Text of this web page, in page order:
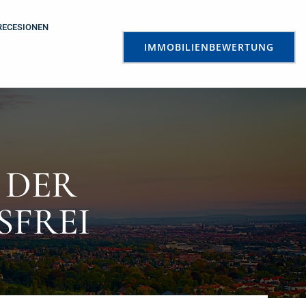
IMMOBILIENBEWERTUNG